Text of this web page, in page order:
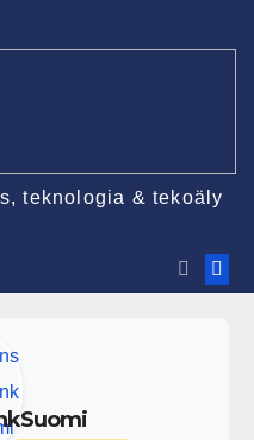
teknologia & tekoäly